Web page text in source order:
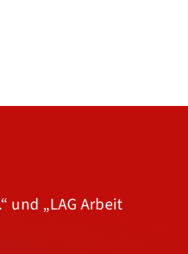
und „LAG Arbeit